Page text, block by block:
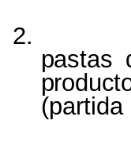
2.
pastas
(partida